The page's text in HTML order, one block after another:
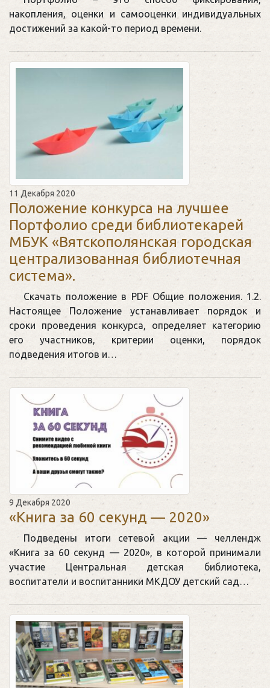
накопления, оценки и самооценки индивидуальных
достижений за какой-то период времени.
11 Декабря 2020
Положение конкурса на лучшее
Портфолио среди библиотекарей
МБУК «Вятскополянская городская
централизованная библиотечная
система».
Скачать положение в PDF Общие положения. 1.2.
Настоящее Положение устанавливает порядок и
сроки проведения конкурса, определяет категорию
его участников, критерии оценки, порядок
подведения итогов и…
9 Декабря 2020
«Книга за 60 секунд — 2020»
Подведены итоги сетевой акции — челлендж
«Книга за 60 секунд — 2020», в которой принимали
участие Центральная детская библиотека,
воспитатели и воспитанники МКДОУ детский сад…